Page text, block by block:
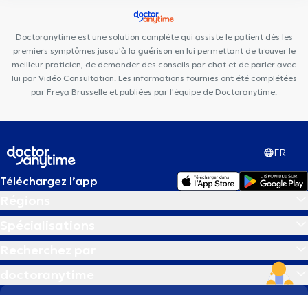
Doctoranytime est une solution complète qui assiste le patient dès les
premiers symptômes jusqu'à la guérison en lui permettant de trouver le
meilleur praticien, de demander des conseils par chat et de parler avec
lui par Vidéo Consultation. Les informations fournies ont été complétées
par Freya Brusselle et publiées par l'équipe de Doctoranytime.
FR
Téléchargez l’app